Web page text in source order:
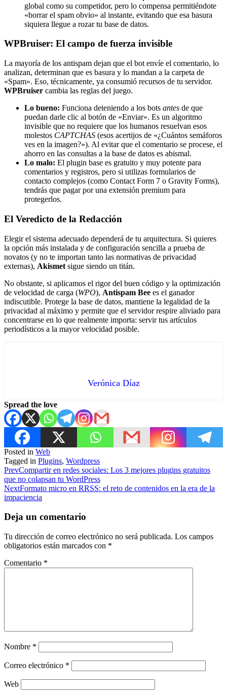
global como su competidor, pero lo compensa permitiéndote
«borrar el spam obvio» al instante, evitando que esa basura
siquiera llegue a rozar tu base de datos.
WPBruiser: El campo de fuerza invisible
La mayoría de los antispam dejan que el bot envíe el comentario, lo
analizan, determinan que es basura y lo mandan a la carpeta de
«Spam». Eso, técnicamente, ya consumió recursos de tu servidor.
WPBruiser cambia las reglas del juego.
Lo bueno: Funciona deteniendo a los bots antes de que
puedan darle clic al botón de «Enviar». Es un algoritmo
invisible que no requiere que los humanos resuelvan esos
molestos CAPTCHAS (esos acertijos de «¿Cuántos semáforos
ves en la imagen?»). Al evitar que el comentario se procese, el
ahorro en las consultas a la base de datos es abismal.
Lo malo: El plugin base es gratuito y muy potente para
comentarios y registros, pero si utilizas formularios de
contacto complejos (como Contact Form 7 o Gravity Forms),
tendrás que pagar por una extensión premium para
protegerlos.
El Veredicto de la Redacción
Elegir el sistema adecuado dependerá de tu arquitectura. Si quieres
la opción más instalada y de configuración sencilla a prueba de
novatos (y no te importan tanto las normativas de privacidad
externas), Akismet sigue siendo un titán.
No obstante, si aplicamos el rigor del buen código y la optimización
de velocidad de carga (WPO), Antispam Bee es el ganador
indiscutible. Protege la base de datos, mantiene la legalidad de la
privacidad al máximo y permite que el servidor respire aliviado para
concentrarse en lo que realmente importa: servir tus artículos
periodísticos a la mayor velocidad posible.
Verónica Díaz
Spread the love
Posted in Web
Tagged in Plugins, Wordpress
PrevCompartir en redes sociales: Los 3 mejores plugins gratuitos
que no colapsan tu WordPress
NextFormato micro en RRSS: el reto de contenidos en la era de la
impaciencia
Deja un comentario
Tu dirección de correo electrónico no será publicada. Los campos
obligatorios están marcados con *
Comentario *
Nombre *
Correo electrónico *
Web